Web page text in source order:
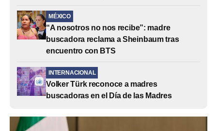
MÉXICO
“A nosotros no nos recibe”: madre
buscadora reclama a Sheinbaum tras
encuentro con BTS
INTERNACIONAL
Volker Türk reconoce a madres
buscadoras en el Día de las Madres